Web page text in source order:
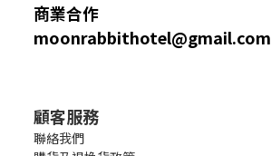
商業合作
moonrabbithotel@gmail.com
顧客服務
聯絡我們